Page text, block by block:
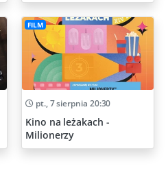
FILM
pt., 7 sierpnia 20:30
Kino na leżakach -
Milionerzy